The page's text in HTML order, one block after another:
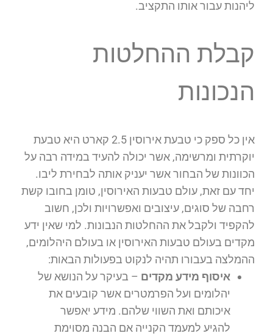
ליהנות עבור אותו התקציב.
קבלת ההחלטות
הנכונות
אין כל ספק כי טבעת אירוסין 2.5 קארט היא טבעת
יוקרתית ומרשימה, אשר יכולה להעיד במידה רבה על
הכוונות של הבחור אשר יעניק אותה לבחירת ליבו.
יחד עם זאת, עולם טבעות האירוסין, טומן בחובו קשת
רחבה של סוגים, עיצובים ואפשרויות ולכן, חשוב
להקפיד ולקבל את ההחלטות הנבונות. למי שאין ידע
מקדים בעולם טבעות האירוסין או בעולם היהלומים,
ההמלצה בעבורו תהיה לנקוט בפעולות הבאות:
איסוף מידע מקדים – בעיקר על הנושא של
יהלומים ועל הפרמטרים אשר קובעים את
איכותם ואת השווי שלהם. מידע יאפשר
להגיע למעמד הקנייה אם הבנה מסוימת